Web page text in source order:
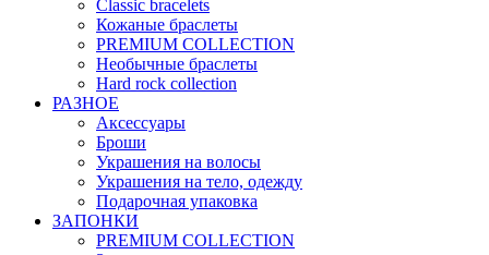
Classic bracelets
Кожаные браслеты
PREMIUM COLLECTION
Необычные браслеты
Hard rock collection
РАЗНОЕ
Аксессуары
Броши
Украшения на волосы
Украшения на тело, одежду
Подарочная упаковка
ЗАПОНКИ
PREMIUM COLLECTION